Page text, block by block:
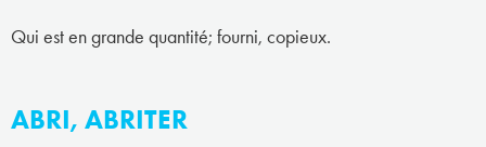
Qui est en grande quantité; fourni, copieux.
ABRI, ABRITER